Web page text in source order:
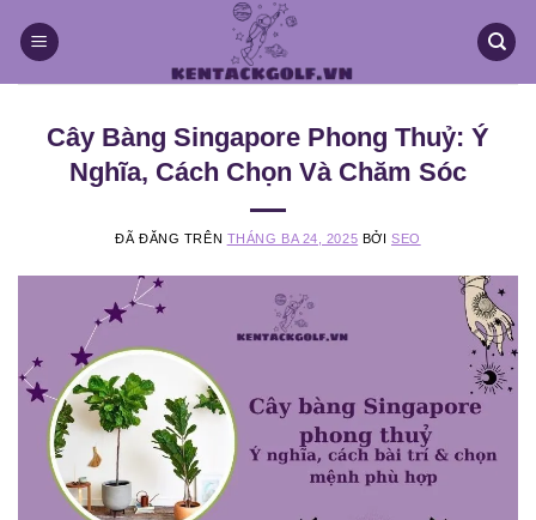
đến
Cây Bàng Singapore Phong Thuỷ: Ý
Nghĩa, Cách Chọn Và Chăm Sóc
ĐÃ ĐĂNG TRÊN THÁNG BA 24, 2025 BỞI SEO